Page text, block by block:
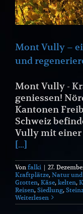
Mont Vully –
und
Mont Vully -
geniessen!
Kantonen
Schweiz
Vully mit einer
[...]
Von falki | 27.
Kraftplätze, Natur
Grotten, Käse, kelten,
Reisen, Siedlung,
Weiterlesen